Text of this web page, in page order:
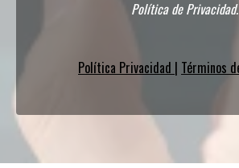
Política de Privacidad.
Política Privacidad | Términos